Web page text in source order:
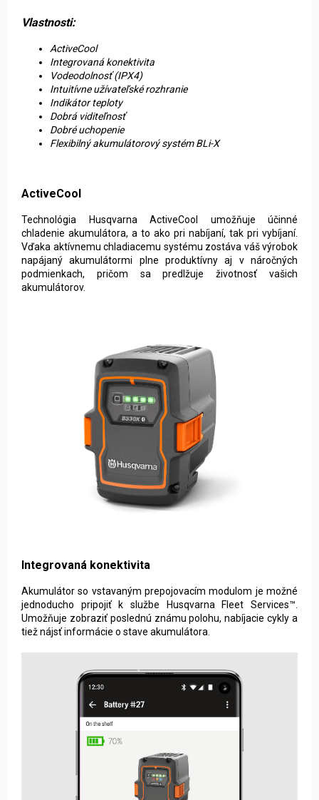
Vlastnosti:
ActiveCool
Integrovaná konektivita
Vodeodolnosť (IPX4)
Intuitívne užívateľské rozhranie
Indikátor teploty
Dobrá viditeľnosť
Dobré uchopenie
Flexibilný akumulátorový systém BLi-X
ActiveCool
Technológia Husqvarna ActiveCool umožňuje účinné
chladenie akumulátora, a to ako pri nabíjaní, tak pri vybíjaní.
Vďaka aktívnemu chladiacemu systému zostáva váš výrobok
napájaný akumulátormi plne produktívny aj v náročných
podmienkach, pričom sa predlžuje životnosť vašich
akumulátorov.
Integrovaná konektivita
Akumulátor so vstavaným prepojovacím modulom je možné
jednoducho pripojiť k službe Husqvarna Fleet Services™.
Umožňuje zobraziť poslednú známu polohu, nabíjacie cykly a
tiež nájsť informácie o stave akumulátora.